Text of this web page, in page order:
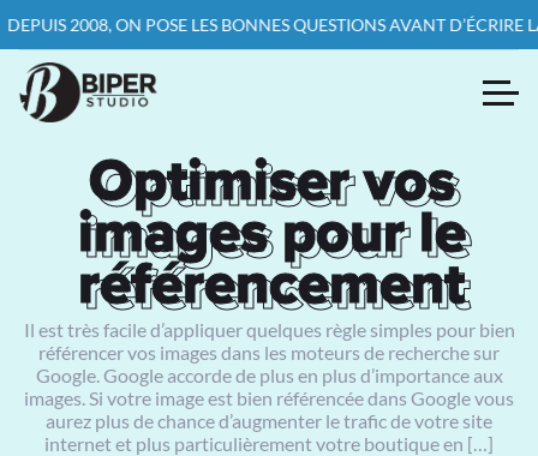
ON POSE LES BONNES QUESTIONS AVANT D’ÉCRIRE LA
Optimiser vos
images pour le
référencement
Optimiser vos
images pour le
référencement
Il est très facile d’appliquer quelques règle simples pour bien
référencer vos images dans les moteurs de recherche sur
Google. Google accorde de plus en plus d’importance aux
images. Si votre image est bien référencée dans Google vous
aurez plus de chance d’augmenter le trafic de votre site
internet et plus particulièrement votre boutique en […]